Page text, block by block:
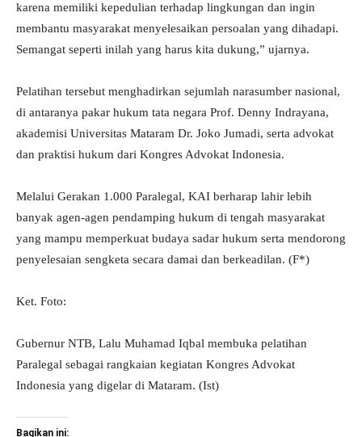
karena memiliki kepedulian terhadap lingkungan dan ingin
membantu masyarakat menyelesaikan persoalan yang dihadapi.
Semangat seperti inilah yang harus kita dukung,” ujarnya.
Pelatihan tersebut menghadirkan sejumlah narasumber nasional,
di antaranya pakar hukum tata negara Prof. Denny Indrayana,
akademisi Universitas Mataram Dr. Joko Jumadi, serta advokat
dan praktisi hukum dari Kongres Advokat Indonesia.
Melalui Gerakan 1.000 Paralegal, KAI berharap lahir lebih
banyak agen-agen pendamping hukum di tengah masyarakat
yang mampu memperkuat budaya sadar hukum serta mendorong
penyelesaian sengketa secara damai dan berkeadilan. (F*)
Ket. Foto:
Gubernur NTB, Lalu Muhamad Iqbal membuka pelatihan
Paralegal sebagai rangkaian kegiatan Kongres Advokat
Indonesia yang digelar di Mataram. (Ist)
Bagikan ini: